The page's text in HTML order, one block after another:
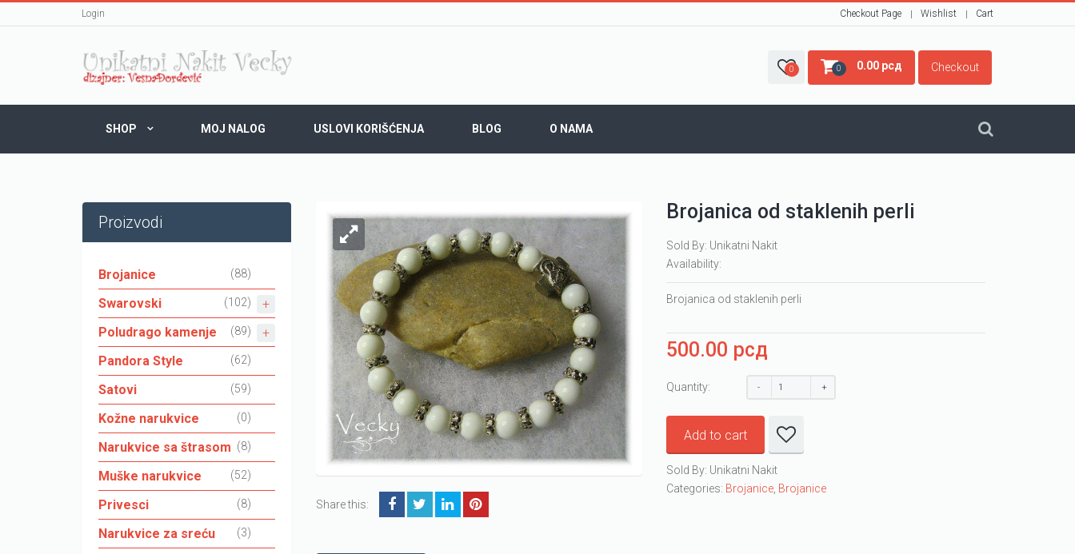
Login Checkout Page Wishlist Cart
0 0 0.00 рсд Checkout
SHOP MOJ NALOG USLOVI KORIŠĆENJA BLOG O NAMA
Proizvodi
Brojanice (88)
Swarovski (102)
Poludrago kamenje (89)
Pandora Style (62)
Satovi (59)
Kožne narukvice (0)
Narukvice sa štrasom (8)
Muške narukvice (52)
Privesci (8)
Narukvice za sreću (3)
Share this:
Brojanica od staklenih perli
Sold By: Unikatni Nakit
Availability:
Brojanica od staklenih perli
500.00 рсд
Quantity:
Add to cart
Sold By: Unikatni Nakit
Categories: Brojanice Brojanice